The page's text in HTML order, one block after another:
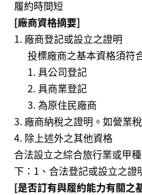
E
g
履約時間短
[廠商資格摘要]
廠商登記或設立之證明
投標廠商之基本資格須符
具公司登記
具商業登記
為原住民廠商
廠商納稅之證明。如營業
除上述外之其他資格
合法設立之綜合旅行業或甲
下：1、合法登記或設立之證
[是否訂有與履約能力有關之